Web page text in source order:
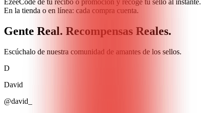
EzeeCode de tu recibo o promoción y recoge tu sello al instante.
En la tienda o en línea: cada compra cuenta.
Gente Real. Recompensas Reales.
Escúchalo de nuestra comunidad de amantes de los sellos.
D
David
@david_